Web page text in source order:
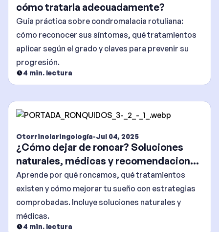
cómo tratarla adecuadamente?
Guía práctica sobre condromalacia rotuliana:
cómo reconocer sus síntomas, qué tratamientos
aplicar según el grado y claves para prevenir su
progresión.
4 min. lectura
Otorrinolaringología-Jul 04, 2025
¿Cómo dejar de roncar? Soluciones
naturales, médicas y recomendaciones
efectivas
Aprende por qué roncamos, qué tratamientos
existen y cómo mejorar tu sueño con estrategias
comprobadas. Incluye soluciones naturales y
médicas.
4 min. lectura